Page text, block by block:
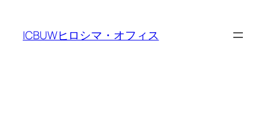
content
ICBUWヒロシマ・オフィス